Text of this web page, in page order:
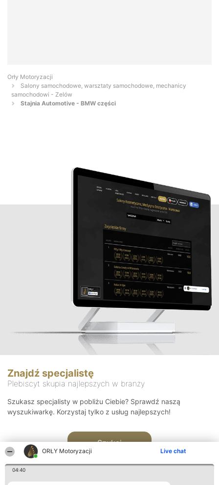
ORŁY Motoryzacji Live chat
04:40
Orły Motoryzacji
Salony samochodowe, warsztaty samochodowe, mechanicy
samochodowi - Zelów
Stajnia Automotive - BMW części
Znajdź specjalistę
Plebiscyt skupia najlepszych w branży
Szukasz specjalisty w pobliżu Ciebie? Sprawdź naszą
wyszukiwarkę. Korzystaj tylko z usług najlepszych!
Szukaj